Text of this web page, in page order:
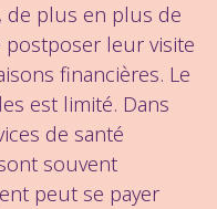
de plus en plus de
leur visite
financières. Le
est limité. Dans
de santé
souvent
peut se payer